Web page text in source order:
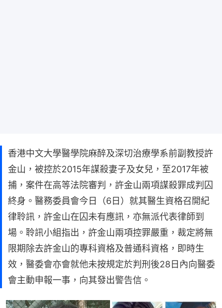
香港中文大學醫學院麻醉及深切治療學系前副教授許
金山，被控於2015年謀殺妻子及女兒，至2017年被
捕，案件在高等法院審判，許金山兩項謀殺罪成判囚
終身。醫務委員會今日（6日）就其醫生資格召開紀
律聆訊，許金山在囚未有應訊，亦無派代表律師到
場。聆訊小組指出，許金山兩項控罪嚴重，裁定將無
限期除去許金山的專科資格及普通科資格，即時生
效，醫委會亦會就他未按規定於判刑後28日內向醫委
會主動申報一事，向其發出警告信。